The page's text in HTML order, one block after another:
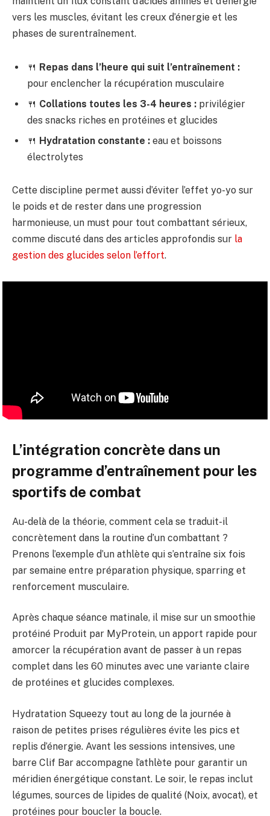
vers les muscles, évitant les creux d’énergie et les
phases de surentraînement.
🍴 Repas dans l’heure qui suit l’entraînement :
pour enclencher la récupération musculaire
🍴 Collations toutes les 3-4 heures : privilégier
des snacks riches en protéines et glucides
🍴 Hydratation constante : eau et boissons
électrolytes
Cette discipline permet aussi d’éviter l’effet yo-yo sur
le poids et de rester dans une progression
harmonieuse, un must pour tout combattant sérieux,
comme discuté dans des articles approfondis sur la
gestion des glucides selon l’effort.
L’intégration concrète dans un
programme d’entraînement pour les
sportifs de combat
Au-delà de la théorie, comment cela se traduit-il
concrètement dans la routine d’un combattant ?
Prenons l’exemple d’un athlète qui s’entraîne six fois
par semaine entre préparation physique, sparring et
renforcement musculaire.
Après chaque séance matinale, il mise sur un smoothie
protéiné Produit par MyProtein, un apport rapide pour
amorcer la récupération avant de passer à un repas
complet dans les 60 minutes avec une variante claire
de protéines et glucides complexes.
Hydratation Squeezy tout au long de la journée à
raison de petites prises régulières évite les pics et
replis d’énergie. Avant les sessions intensives, une
barre Clif Bar accompagne l’athlète pour garantir un
méridien énergétique constant. Le soir, le repas inclut
légumes, sources de lipides de qualité (Noix, avocat), et
protéines pour boucler la boucle.